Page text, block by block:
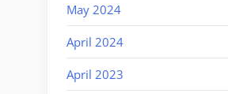
May 2024
April 2024
April 2023